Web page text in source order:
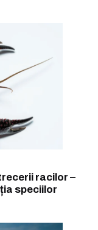
racilor –
speciilor